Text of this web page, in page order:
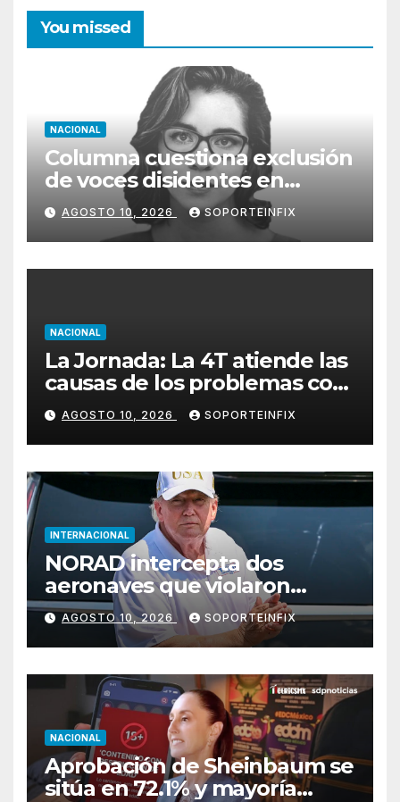
You missed
NACIONAL
Columna cuestiona exclusión
de voces disidentes en
debate sobre fracking
AGOSTO 10, 2026 SOPORTEINFIX
NACIONAL
La Jornada: La 4T atiende las
causas de los problemas con
nuevos valores
AGOSTO 10, 2026 SOPORTEINFIX
INTERNACIONAL
NORAD intercepta dos
aeronaves que violaron
espacio aéreo restringido en
Bedminster
AGOSTO 10, 2026 SOPORTEINFIX
NACIONAL
Aprobación de Sheinbaum se
sitúa en 72.1% y mayoría